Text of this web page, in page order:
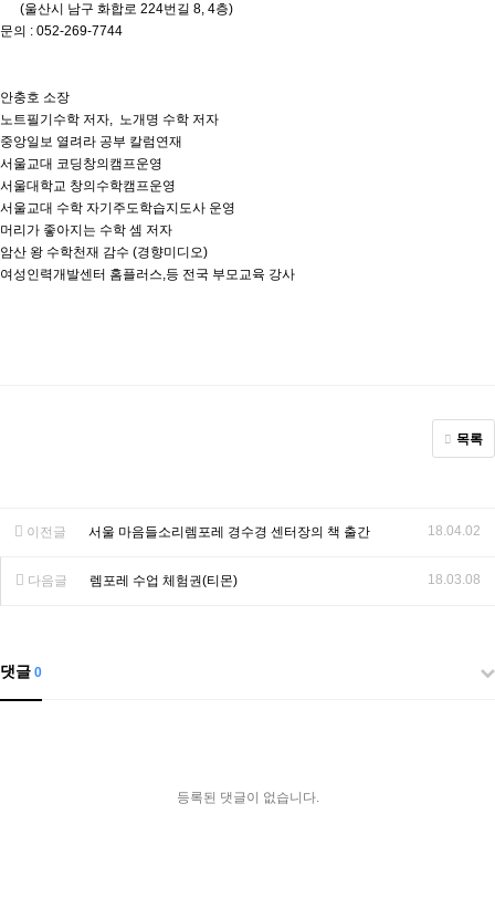
(울산시 남구 화합로 224번길 8, 4층)
문의 : 052-269-7744
안충호 소장
노트필기수학 저자, 노개명 수학 저자
중앙일보 열려라 공부 칼럼연재
서울교대 코딩창의캠프운영
서울대학교 창의수학캠프운영
서울교대 수학 자기주도학습지도사 운영
머리가 좋아지는 수학 셈 저자
암산 왕 수학천재 감수 (경향미디오)
여성인력개발센터 홈플러스,등 전국 부모교육 강사
목록
이전글 서울 마음들소리렘포레 경수경 센터장의 책 출간 18.04.02
다음글 렘포레 수업 체험권(티몬) 18.03.08
댓글 0
등록된 댓글이 없습니다.